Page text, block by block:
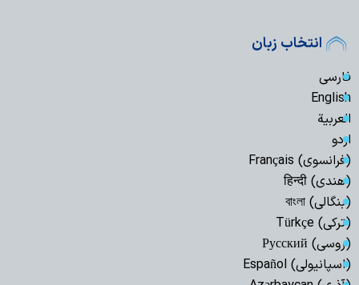
انتخاب زبان
فارسی
English
العربیة
اردو
(فرانسوی) Français
(هندی) हिन्दी
(بنگالی) বাংলা
(ترکی) Türkçe
(روسی) Русский
(اسپانیولی) Español